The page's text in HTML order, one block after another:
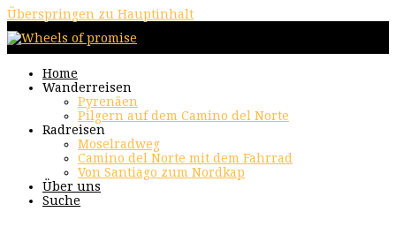
Überspringen zu Hauptinhalt
Home
Wanderreisen
Pyrenäen
Pilgern auf dem Camino del Norte
Radreisen
Moselradweg
Camino del Norte mit dem Fahrrad
Von Santiago zum Nordkap
Über uns
Suche